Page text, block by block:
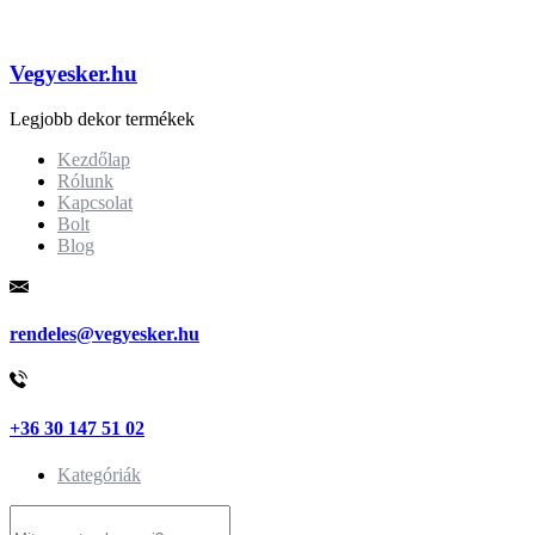
Vegyesker.hu
Legjobb dekor termékek
Kezdőlap
Rólunk
Kapcsolat
Bolt
Blog
rendeles@vegyesker.hu
+36 30 147 51 02
Kategóriák